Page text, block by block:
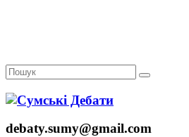
debaty.sumy@gmail.com